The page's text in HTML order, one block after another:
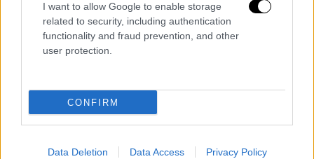
I want to allow Google to enable storage
related to security, including authentication
functionality and fraud prevention, and other
user protection.
CONFIRM
Data Deletion Data Access Privacy Policy
Κεντρικό...| 06.08.2026 20:05
Κεντρικό δελτίο ειδήσεων 06/08/2026
ΑΘΛΗΤΙΚΟ ΔΕΛΤΙΟ
Αθλητικό δελτίο 07/08/2026